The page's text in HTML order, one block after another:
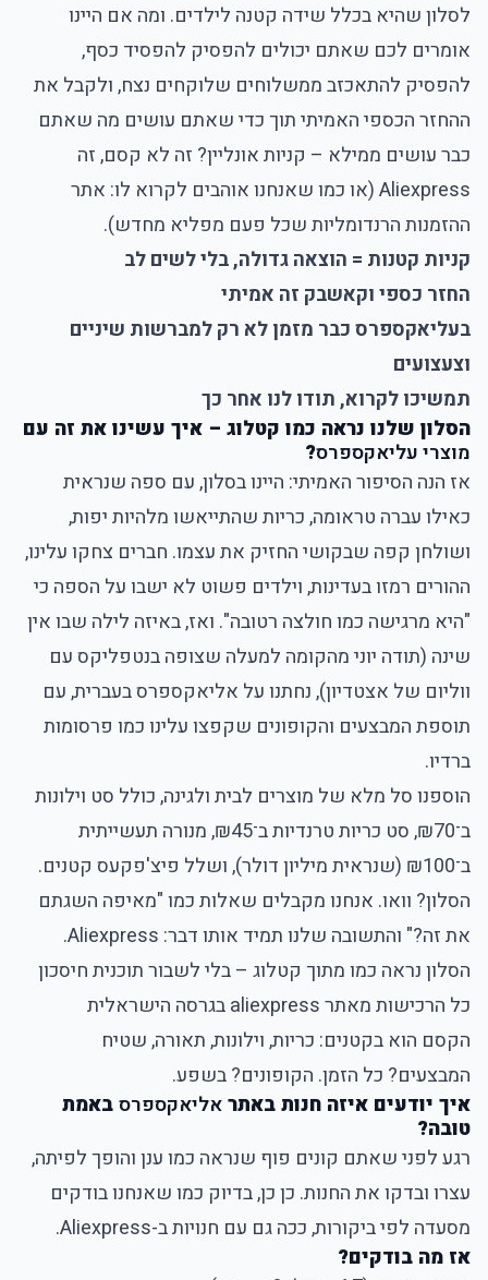
לסלון שהיא בכלל שידה קטנה לילדים. ומה אם היינו
אומרים לכם שאתם יכולים להפסיק להפסיד כסף,
להפסיק להתאכזב ממשלוחים שלוקחים נצח, ולקבל את
ההחזר הכספי האמיתי תוך כדי שאתם עושים מה שאתם
כבר עושים ממילא – קניות אונליין? זה לא קסם, זה
Aliexpress (או כמו שאנחנו אוהבים לקרוא לו: אתר
ההזמנות הרנדומליות שכל פעם מפליא מחדש).
קניות קטנות = הוצאה גדולה, בלי לשים לב
החזר כספי וקאשבק זה אמיתי
בעליאקספרס כבר מזמן לא רק למברשות שיניים
וצעצועים
תמשיכו לקרוא, תודו לנו אחר כך
הסלון שלנו נראה כמו קטלוג – איך עשינו את זה עם
מוצרי עליאקספרס?
אז הנה הסיפור האמיתי: היינו בסלון, עם ספה שנראית
כאילו עברה טראומה, כריות שהתייאשו מלהיות יפות,
ושולחן קפה שבקושי החזיק את עצמו. חברים צחקו עלינו,
ההורים רמזו בעדינות, וילדים פשוט לא ישבו על הספה כי
"היא מרגישה כמו חולצה רטובה". ואז, באיזה לילה שבו אין
שינה (תודה יוני מהקומה למעלה שצופה בנטפליקס עם
ווליום של אצטדיון), נחתנו על אליאקספרס בעברית, עם
תוספת המבצעים והקופונים שקפצו עלינו כמו פרסומות
ברדיו.
הוספנו סל מלא של מוצרים לבית ולגינה, כולל סט וילונות
ב־₪70, סט כריות טרנדיות ב־₪45, מנורה תעשייתית
ב־₪100 (שנראית מיליון דולר), ושלל פיצ'פקעס קטנים.
הסלון? וואו. אנחנו מקבלים שאלות כמו "מאיפה השגתם
את זה?" והתשובה שלנו תמיד אותו דבר: Aliexpress.
הסלון נראה כמו מתוך קטלוג – בלי לשבור תוכנית חיסכון
כל הרכישות מאתר aliexpress בגרסה הישראלית
הקסם הוא בקטנים: כריות, וילונות, תאורה, שטיח
המבצעים? כל הזמן. הקופונים? בשפע.
איך יודעים איזה חנות באתראליאקספרסבאמת
טובה?
רגע לפני שאתם קונים פוף שנראה כמו ענן והופך לפיתה,
עצרו ובדקו את החנות. כן כן, בדיוק כמו שאנחנו בודקים
מסעדה לפי ביקורות, ככה גם עם חנויות ב-Aliexpress.
אז מה בודקים?